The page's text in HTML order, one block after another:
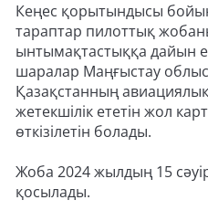
Кеңес қорытындысы
тараптар пилоттық
ынтымақтастыққа дайын
шаралар Маңғыстау
Қазақстанның
жетекшілік ететін жол
өткізілетін болады.
Жоба 2024 жылдың 15
қосылады.